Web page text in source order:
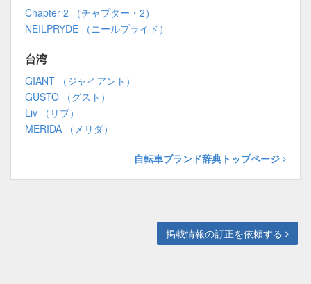
Chapter 2 （チャプター・2）
NEILPRYDE （ニールプライド）
台湾
GIANT （ジャイアント）
GUSTO （グスト）
Liv （リブ）
MERIDA （メリダ）
自転車ブランド辞典トップページ
掲載情報の訂正を依頼する